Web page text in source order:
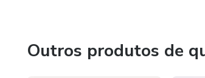
Outros produtos de